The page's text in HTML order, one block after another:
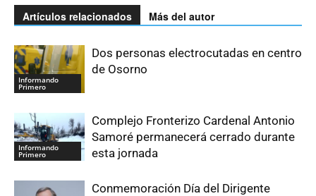
Artículos relacionados Más del autor
Informando
Primero
Dos personas electrocutadas en centro
de Osorno
Informando
Primero
Complejo Fronterizo Cardenal Antonio
Samoré permanecerá cerrado durante
esta jornada
Conmemoración Día del Dirigente